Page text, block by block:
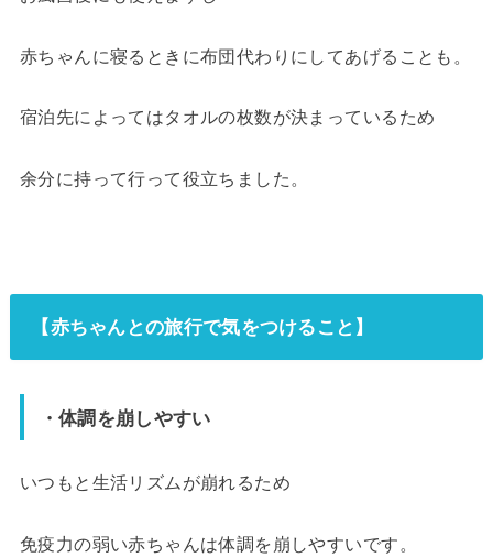
赤ちゃんに寝るときに布団代わりにしてあげることも。
宿泊先によってはタオルの枚数が決まっているため
余分に持って行って役立ちました。
【赤ちゃんとの旅行で気をつけること】
・体調を崩しやすい
いつもと生活リズムが崩れるため
免疫力の弱い赤ちゃんは体調を崩しやすいです。